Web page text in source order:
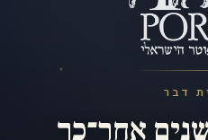
דבר
אחר־כך